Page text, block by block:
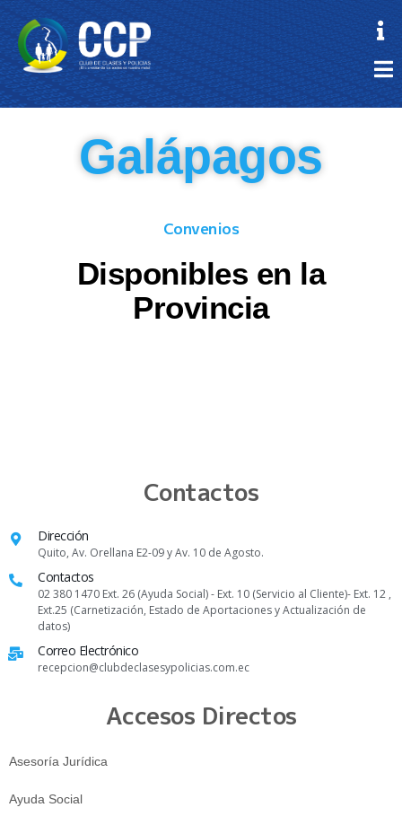
Galápagos
Convenios
Disponibles en la
Provincia
Contactos
Dirección
Quito, Av. Orellana E2-09 y Av. 10 de Agosto.
Contactos
02 380 1470 Ext. 26 (Ayuda Social) - Ext. 10 (Servicio al Cliente)- Ext. 12 ,
Ext.25 (Carnetización, Estado de Aportaciones y Actualización de
datos)
Correo Electrónico
recepcion@clubdeclasesypolicias.com.ec
Accesos Directos
Asesoría Jurídica
Ayuda Social